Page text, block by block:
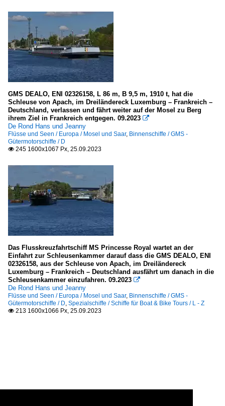
GMS DEALO, ENI 02326158, L 86 m, B 9,5 m, 1910 t, hat die
Schleuse von Apach, im Dreiländereck Luxemburg – Frankreich –
Deutschland, verlassen und fährt weiter auf der Mosel zu Berg
ihrem Ziel in Frankreich entgegen. 09.2023 
De Rond Hans und Jeanny
Flüsse und Seen / Europa / Mosel und Saar, Binnenschiffe / GMS -
Gütermotorschiffe / D
 245 1600x1067 Px, 25.09.2023
Das Flusskreuzfahrtschiff MS Princesse Royal wartet an der
Einfahrt zur Schleusenkammer darauf dass die GMS DEALO, ENI
02326158, aus der Schleuse von Apach, im Dreiländereck
Luxemburg – Frankreich – Deutschland ausfährt um danach in die
Schleusenkammer einzufahren. 09.2023 
De Rond Hans und Jeanny
Flüsse und Seen / Europa / Mosel und Saar, Binnenschiffe / GMS -
Gütermotorschiffe / D, Spezialschiffe / Schiffe für Boat & Bike Tours / L - Z
 213 1600x1066 Px, 25.09.2023